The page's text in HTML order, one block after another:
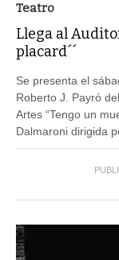
Teatro
Llega al
placard´´
Se presenta el
Roberto J. Payró
Artes “Tengo un
Dalmaroni dirigida